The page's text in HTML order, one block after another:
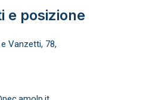
e posizione
Vanzetti, 78,